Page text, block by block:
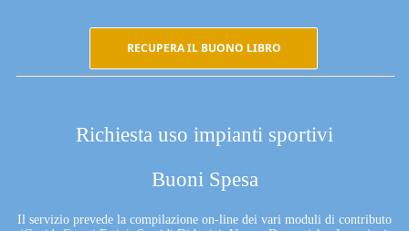
RECUPERA IL BUONO LIBRO
Richiesta uso impianti sportivi
Buoni Spesa
Il servizio prevede la compilazione on-line dei vari moduli di contributo